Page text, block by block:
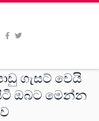
ගැසට් වෙයි
ඔබට මෙන්න